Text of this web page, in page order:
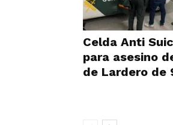
Celda Anti
para asesino
de Lardero de